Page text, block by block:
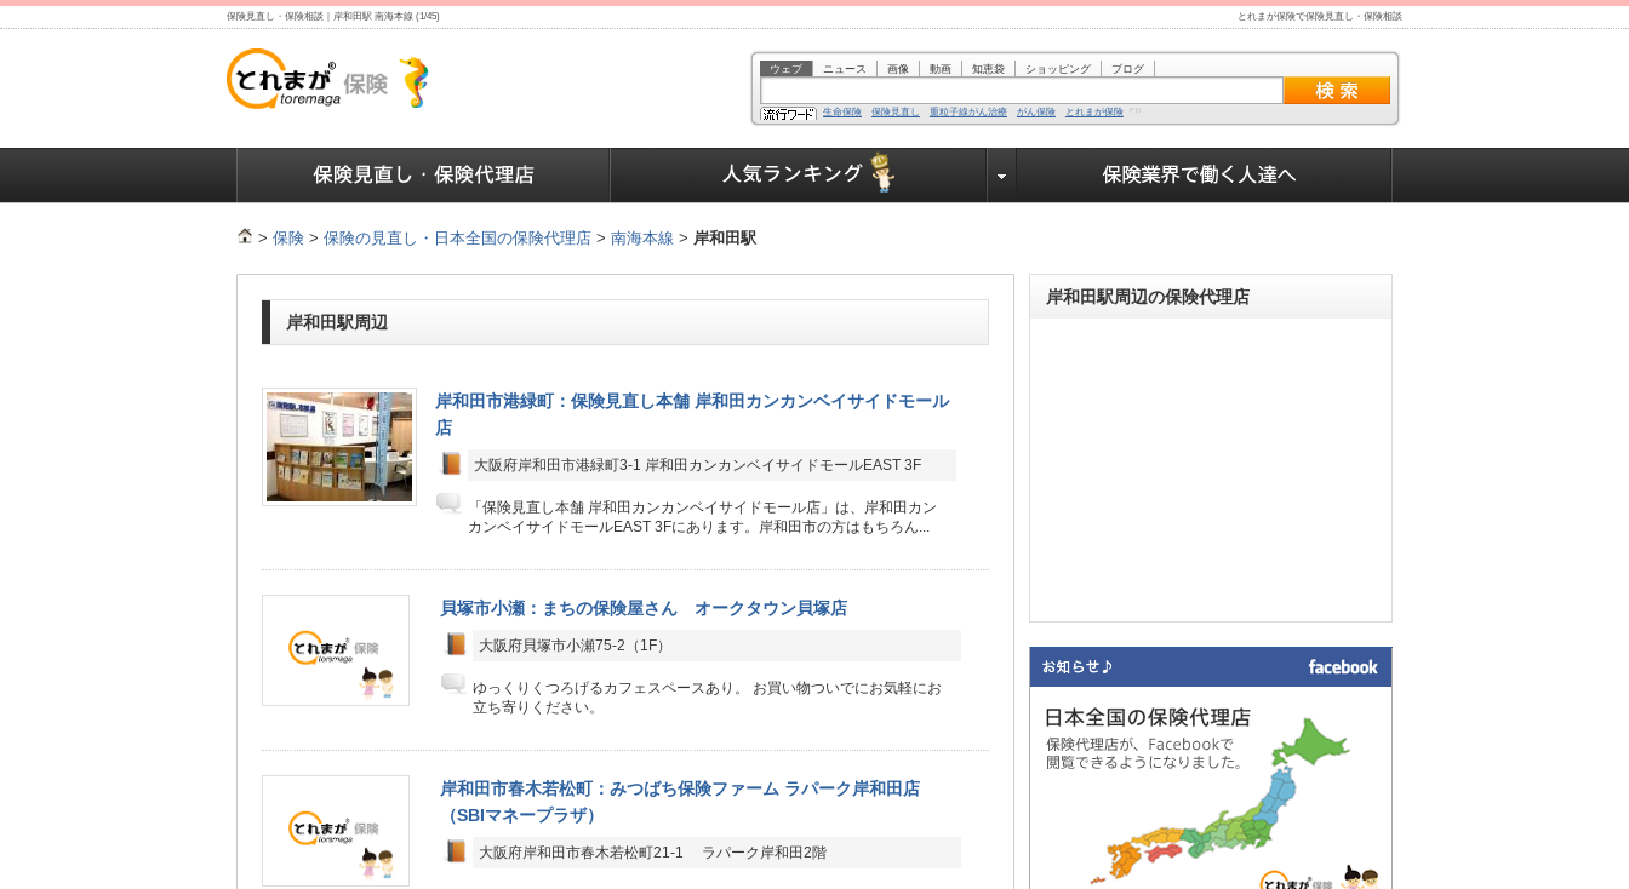
保険見直し・保険相談｜岸和田駅 南海本線 (1/45) とれまが保険で保険見直し・保険相談
ウェブ ニュース 画像 動画 知恵袋 ショッピング ブログ
生命保険 保険見直し 重粒子線がん治療 がん保険 とれまが保険
> 保険 > 保険の見直し・日本全国の保険代理店 > 南海本線 > 岸和田駅
岸和田駅周辺
岸和田市港緑町：保険見直し本舗 岸和田カンカンベイサイドモール
店
大阪府岸和田市港緑町3-1 岸和田カンカンベイサイドモールEAST 3F
「保険見直し本舗 岸和田カンカンベイサイドモール店」は、岸和田カン
カンベイサイドモールEAST 3Fにあります。岸和田市の方はもちろん...
貝塚市小瀬：まちの保険屋さん オークタウン貝塚店
大阪府貝塚市小瀬75-2（1F）
ゆっくりくつろげるカフェスペースあり。 お買い物ついでにお気軽にお
立ち寄りください。
岸和田市春木若松町：みつばち保険ファーム ラパーク岸和田店
（SBIマネープラザ）
大阪府岸和田市春木若松町21-1 ラパーク岸和田2階
岸和田駅周辺の保険代理店